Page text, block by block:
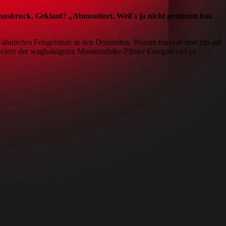
Geklaut? „Abmontiert. Weil´s ja nicht gestimmt hat.
Felsgelände in den Dolomiten. Warum muss er dort hin auf
der waghalsigsten Mountainbike-Filmer Europas viel zu